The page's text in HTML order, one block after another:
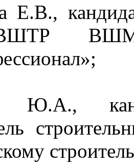
Е.В.,
ВШМ,
Ю.А.,